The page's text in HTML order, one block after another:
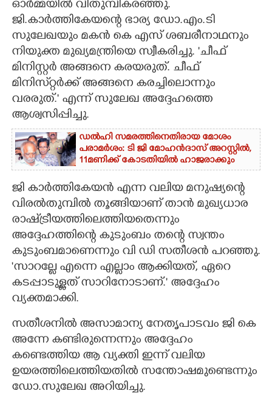
ഓർമ്മയിൽ വിതുമ്പികരഞ്ഞു.
ജി.കാർത്തികേയന്റെ ഭാര്യ ഡോ.എം.ടി
സുലേഖയും മകൻ കെ എസ് ശബരീനാഥനും
നിയുക്ത മുഖ്യമന്ത്രിയെ സ്വീകരിച്ചു. 'ചീഫ്
മിനിസ്റ്റർ അങ്ങനെ കരയരുത്. ചീഫ്
മിനിസ്‌റ്റർക്ക് അങ്ങനെ കരച്ചിലൊന്നും
വരരുത്.' എന്ന് സുലേഖ അദ്ദേഹത്തെ
ആശ്വസിപ്പിച്ചു.
ഡൽഹി സമരത്തിനെതിരായ മോശം
പരാമർശം: ടി ജി മോഹൻദാസ് അറസ്റ്റിൽ,
11മണിക്ക് കോടതിയിൽ ഹാജരാക്കും
ജി കാർത്തികേയൻ എന്ന വലിയ മനുഷ്യന്റെ
വിരൽതുമ്പിൽ തൂങ്ങിയാണ് താൻ മുഖ്യധാര
രാഷ്‌ട്രീയത്തിലെത്തിയതെന്നും
അദ്ദേഹത്തിന്റെ കുടുംബം തന്റെ സ്വന്തം
കുടുംബമാണെന്നും വി ഡി സതീശൻ പറഞ്ഞു.
'സാറല്ലേ എന്നെ എല്ലാം ആക്കിയത്, ഏറെ
കടപ്പാടുള്ളത് സാറിനോടാണ്.' അദ്ദേഹം
വ്യക്തമാക്കി.
സതീശനിൽ അസാമാന്യ നേതൃപാടവം ജി കെ
അന്നേ കണ്ടിരുന്നെന്നും അദ്ദേഹം
കണ്ടെത്തിയ ആ വ്യക്തി ഇന്ന് വലിയ
ഉയരത്തിലെത്തിയതിൽ സന്തോഷമുണ്ടെന്നും
ഡോ.സുലേഖ അറിയിച്ചു.